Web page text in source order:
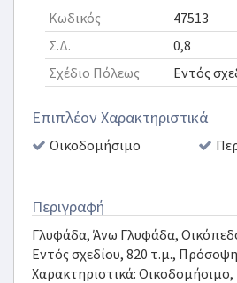
Κωδικός
47513
Σ.Δ.
0,8
Σχέδιο Πόλεως
Εντός
Επιπλέον Χαρακτηριστικά
Οικοδομήσιμο
Περιγραφή
Γλυφάδα, Άνω Γλυφάδα,
Εντός σχεδίου, 820 τ.μ.,
Χαρακτηριστικά: